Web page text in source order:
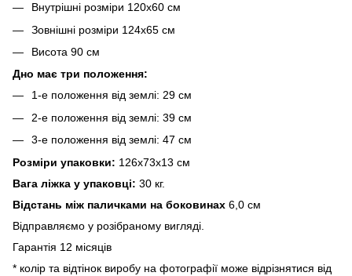
Внутрішні розміри 120х60 см
Зовнішні розміри 124х65 см
Висота 90 см
Дно має три положення:
1-е положення від землі: 29 см
2-е положення від землі: 39 см
3-е положення від землі: 47 см
Розміри упаковки: 126х73х13 см
Вага ліжка у упаковці: 30 кг.
Відстань між паличками на боковинах 6,0 см
Відправляємо у розібраному вигляді.
Гарантія 12 місяців
* колір та відтінок виробу на фотографії може відрізнятися від